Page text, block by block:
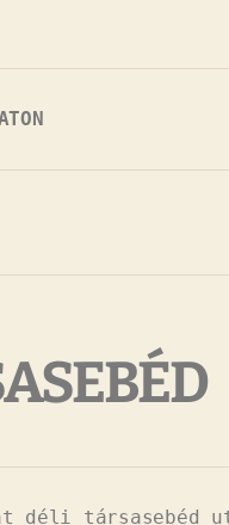
déli társasebéd